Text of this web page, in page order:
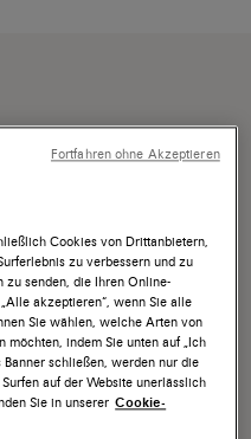
Cookies von Drittanbietern,
zu verbessern und zu
zu senden, die Ihren Online-
akzeptieren“, wenn Sie alle
Sie wählen, welche Arten von
indem Sie unten auf „Ich
schließen, werden nur die
auf der Website unerlässlich
Sie in unserer Cookie-
Fortfahren ohne Akzeptieren